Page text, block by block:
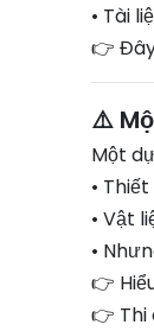
• Tài
👉
⚠️
Một
•
• Vật
•
👉
👉 Thi